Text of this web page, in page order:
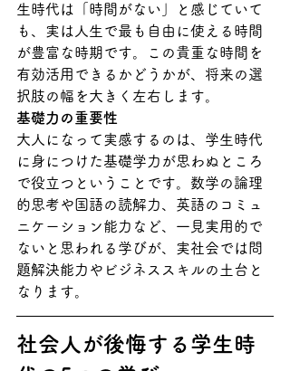
生時代は「時間がない」と感じていて
も、実は人生で最も自由に使える時間
が豊富な時期です。この貴重な時間を
有効活用できるかどうかが、将来の選
択肢の幅を大きく左右します。
基礎力の重要性
大人になって実感するのは、学生時代
に身につけた基礎学力が思わぬところ
で役立つということです。数学の論理
的思考や国語の読解力、英語のコミュ
ニケーション能力など、一見実用的で
ないと思われる学びが、実社会では問
題解決能力やビジネススキルの土台と
なります。
社会人が後悔する学生時